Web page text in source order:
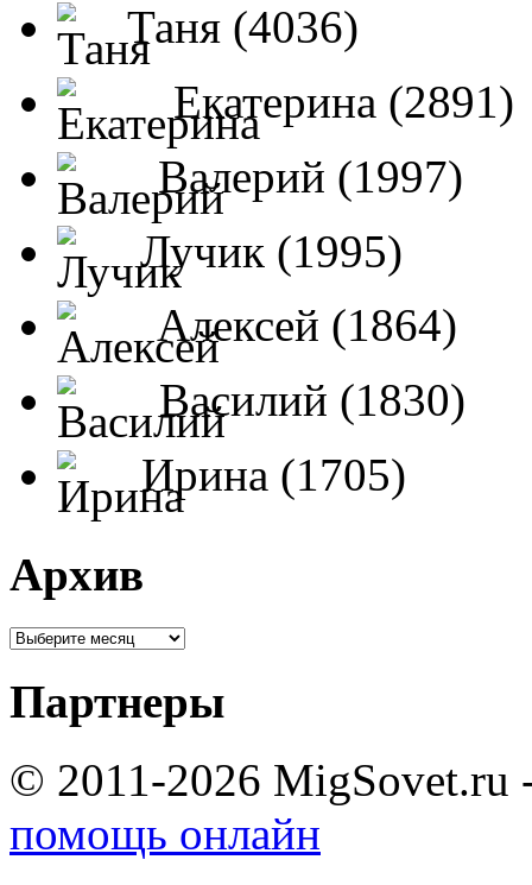
Таня (4036)
Екатерина (2891)
Валерий (1997)
Лучик (1995)
Алексей (1864)
Василий (1830)
Ирина (1705)
Архив
Партнеры
© 2011-2026 MigSovet.ru
помощь онлайн